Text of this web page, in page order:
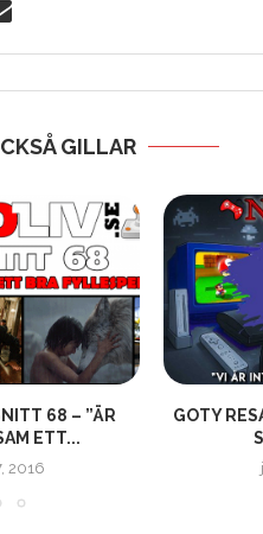
GILLAR
68 – ”ÄR
ETT...
2016
GOTY